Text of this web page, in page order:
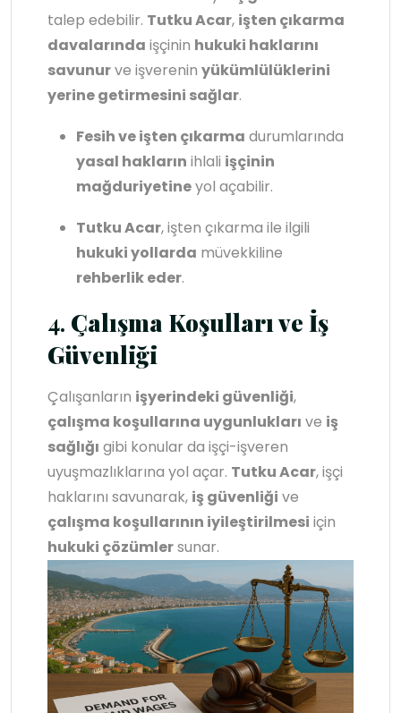
talep edebilir. Tutku Acar, işten çıkarma
davalarında işçinin hukuki haklarını
savunurve işverenin yükümlülüklerini
yerine getirmesini sağlar.
Fesih ve işten çıkarma durumlarında
yasal hakların ihlali işçinin
mağduriyetineyol açabilir.
Tutku Acar, işten çıkarma ile ilgili
hukuki yollarda müvekkiline
rehberlik eder.
4. Çalışma Koşulları ve İş
Güvenliği
Çalışanların işyerindeki güvenliği,
çalışma koşullarına uygunlukları ve iş
sağlığı gibi konular da işçi-işveren
uyuşmazlıklarına yol açar. Tutku Acar, işçi
haklarını savunarak, iş güvenliği ve
çalışma koşullarının iyileştirilmesi için
hukuki çözümlersunar.